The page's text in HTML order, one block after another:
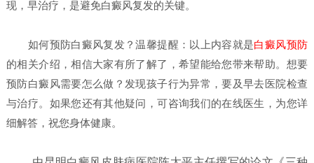
现，早治疗，是避免白癜风复发的关键。
如何预防白癜风复发？温馨提醒：以上内容就是白癜风预防
的相关介绍，相信大家有所了解了，希望能给您带来帮助。想要
预防白癜风需要怎么做？发现孩子行为异常，要及早去医院检查
与治疗。如果您还有其他疑问，可咨询我们的在线医生，为您详
细解答，祝您身体健康。